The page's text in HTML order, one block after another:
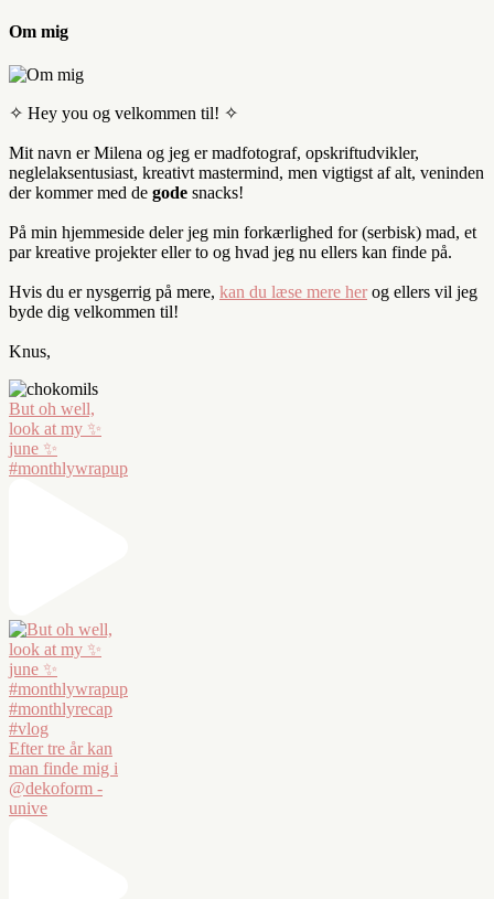
Om mig
✧ Hey you og velkommen til! ✧
Mit navn er Milena og jeg er madfotograf, opskriftudvikler,
neglelaksentusiast, kreativt mastermind, men vigtigst af alt, veninden
der kommer med de gode snacks!
På min hjemmeside deler jeg min forkærlighed for (serbisk) mad, et
par kreative projekter eller to og hvad jeg nu ellers kan finde på.
Hvis du er nysgerrig på mere, kan du læse mere her og ellers vil jeg
byde dig velkommen til!
Knus,
But oh well,
look at my ✨
june ✨
#monthlywrapup
Efter tre år kan
man finde mig i
@dekoform -
unive